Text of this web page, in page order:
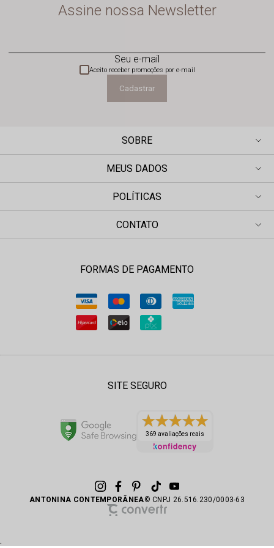
Assine nossa Newsletter
Seu e-mail
Cadastrar
Aceito receber promoções por e-mail
SOBRE
MEUS DADOS
POLÍTICAS
CONTATO
FORMAS DE PAGAMENTO
SITE SEGURO
369 avaliações reais
ANTONINA CONTEMPORÂNEA© CNPJ 26.516.230/0003-63
.